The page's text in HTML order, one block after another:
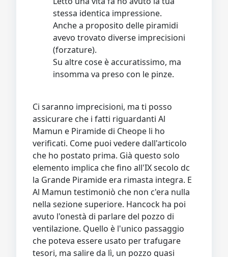
stessa identica impressione.
Anche a proposito delle piramidi
avevo trovato diverse imprecisioni
(forzature).
Su altre cose è accuratissimo, ma
insomma va preso con le pinze.
Ci saranno imprecisioni, ma ti posso
assicurare che i fatti riguardanti Al
Mamun e Piramide di Cheope li ho
verificati. Come puoi vedere dall'articolo
che ho postato prima. Già questo solo
elemento implica che fino all'IX secolo dc
la Grande Piramide era rimasta integra. E
Al Mamun testimoniò che non c'era nulla
nella sezione superiore. Hancock ha poi
avuto l'onestà di parlare del pozzo di
ventilazione. Quello è l'unico passaggio
che poteva essere usato per trafugare
tesori, ma salire da lì, un pozzo quasi